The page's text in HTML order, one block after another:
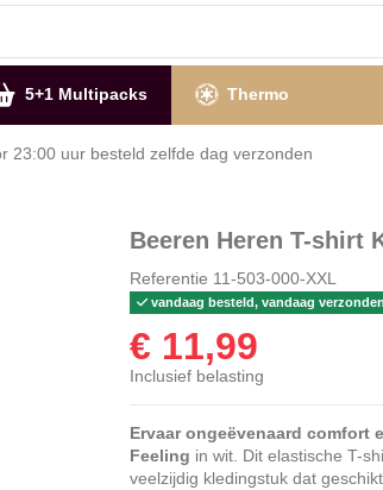
5+1 Multipacks Thermo
23:00 uur besteld zelfde dag
Beeren Heren T-shirt
Referentie 11-503-000-XXL
vandaag besteld, vandaag verzonden
€ 11,99
Inclusief belasting
Ervaar ongeëvenaard comfort
Feeling in wit. Dit elastische T-
veelzijdig kledingstuk dat